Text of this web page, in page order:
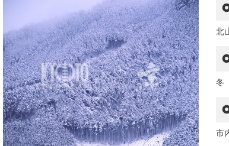
北
冬
市